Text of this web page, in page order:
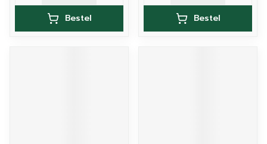
Bestel Bestel